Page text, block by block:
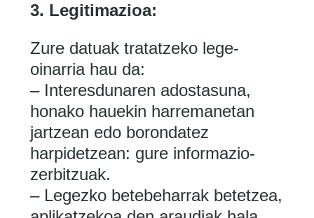
3. Legitimazioa:
Zure datuak tratatzeko lege-
oinarria hau da:
– Interesdunaren adostasuna,
honako hauekin harremanetan
jartzean edo borondatez
harpidetzean: gure informazio-
zerbitzuak.
– Legezko betebeharrak betetzea,